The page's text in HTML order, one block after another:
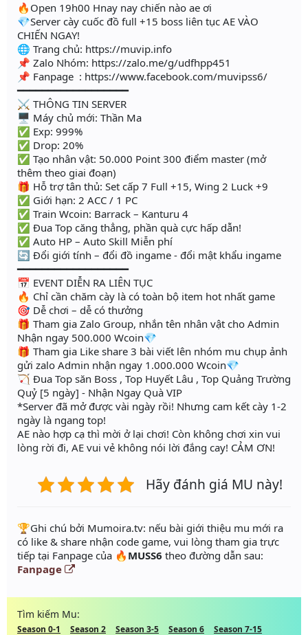
🔥Open 19h00 Hnay nay chiến nào ae ơi
💎Server cày cuốc đồ full +15 boss liên tục AE VÀO
CHIẾN NGAY!
🌐 Trang chủ: https://muvip.info
📌 Zalo Nhóm: https://zalo.me/g/udfhpp451
📌 Fanpage : https://www.facebook.com/muvipss6/
━━━━━━━━━━━━━━━━━━
⚔️ THÔNG TIN SERVER
🖥 Máy chủ mới: Thần Ma
✅ Exp: 999%
✅ Drop: 20%
✅ Tạo nhân vật: 50.000 Point 300 điểm master (mở
thêm theo giai đoạn)
🎁 Hỗ trợ tân thủ: Set cấp 7 Full +15, Wing 2 Luck +9
✅ Giới hạn: 2 ACC / 1 PC
✅ Train Wcoin: Barrack – Kanturu 4
✅ Đua Top căng thẳng, phần quà cực hấp dẫn!
✅ Auto HP – Auto Skill Miễn phí
🔄 Đổi giới tính – đổi đồ ingame - đổi mật khẩu ingame
━━━━━━━━━━━━━━━━━━
📅 EVENT DIỄN RA LIÊN TỤC
🔥 Chỉ cần chăm cày là có toàn bộ item hot nhất game
🎯 Dễ chơi – dễ có thưởng
🎁 Tham gia Zalo Group, nhắn tên nhân vật cho Admin
Nhận ngay 500.000 Wcoin💎
🎁 Tham gia Like share 3 bài viết lên nhóm mu chụp ảnh
gửi zalo Admin nhận ngay 1.000.000 Wcoin💎
🏹 Đua Top săn Boss , Top Huyết Lâu , Top Quảng Trường
Quỷ [5 ngày] - Nhận Ngay Quà VIP
*Server đã mở được vài ngày rồi! Nhưng cam kết cày 1-2
ngày là ngang top!
AE nào hợp cạ thì mời ở lại chơi! Còn không chơi xin vui
lòng rời đi, AE vui vẻ không nói lời đắng cay! CẢM ƠN!
Hãy đánh giá MU này!
️🏆Ghi chú bởi Mumoira.tv: nếu bài giới thiệu mu mới ra
có like & share nhận code game, vui lòng tham gia trực
tiếp tại Fanpage của 🔥MUSS6 theo đường dẫn sau:
Fanpage
Tìm kiếm Mu:
Season 0-1 Season 2 Season 3-5 Season 6 Season 7-15